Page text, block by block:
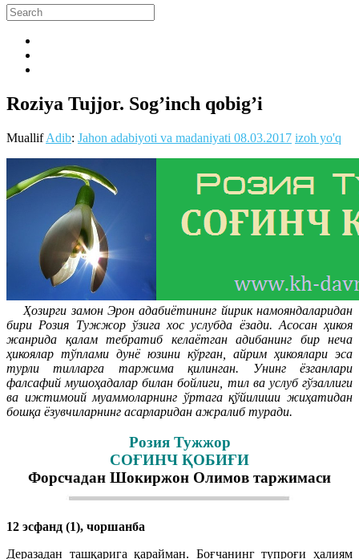
Roziya Tujjor. Sog’inch qobig’i
MuallifAdib: Jahon adabiyoti va madaniyati 08.03.2017 izoh yo'q
Ҳозирги замон Эрон адабиётининг йирик намояндаларидан
бири Розия Тужжор ўзига хос услубда ёзади. Асосан ҳикоя
жанрида қалам тебратиб келаётган адибанинг бир неча
ҳикоялар тўплами дунё юзини кўрган, айрим ҳикоялари эса
турли тилларга таржима қилинган. Унинг ёзганлари
фалсафий мушоҳадалар билан бойлиги, тил ва услуб гўзаллиги
ва ижтимоий муаммоларнинг ўртага қўйилиши жиҳатидан
бошқа ёзувчиларнинг асарларидан ажралиб туради.
Розия Тужжор
СОҒИНЧ ҚОБИҒИ
Форсчадан Шокиржон Олимов таржимаси
12 эсфанд (1), чоршанба
Деразадан ташқарига қарайман. Боғчанинг тупроғи ҳалиям